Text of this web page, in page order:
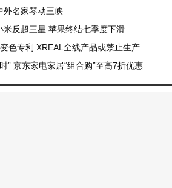
外名家琴动三峡
反超三星 苹果终结七季度下滑
专利 XREAL全线产品或禁止生产和销售
” 京东家电家居“组合购”至高7折优惠